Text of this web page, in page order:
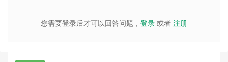
您需要登录后才可以回答问题， 登录 或者 注册